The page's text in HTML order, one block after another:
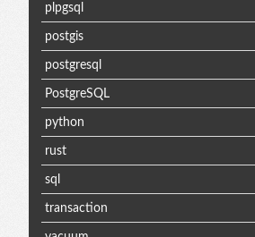
plpgsql
postgis
postgresql
PostgreSQL
python
rust
sql
transaction